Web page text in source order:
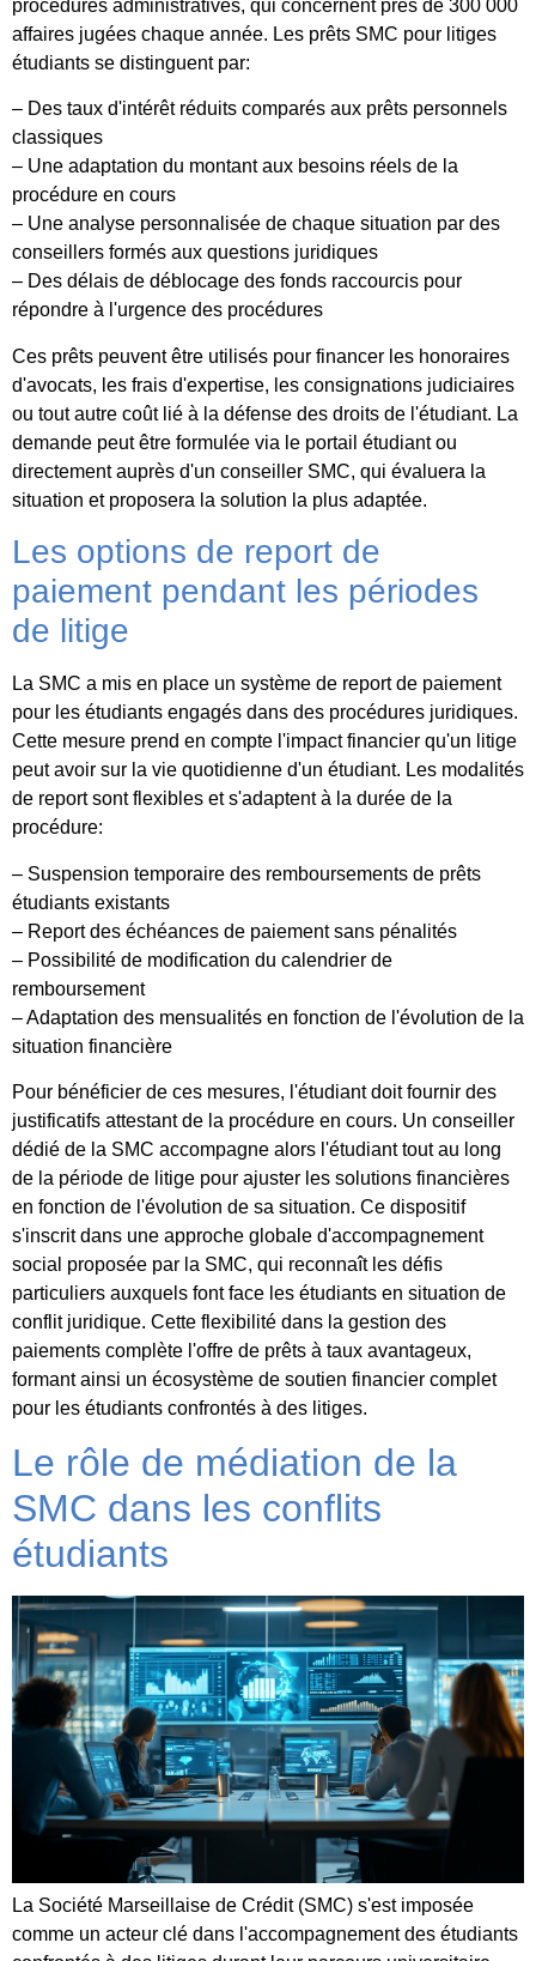
procédures administratives, qui concernent près de 300 000
affaires jugées chaque année. Les prêts SMC pour litiges
étudiants se distinguent par:
– Des taux d'intérêt réduits comparés aux prêts personnels
classiques
– Une adaptation du montant aux besoins réels de la
procédure en cours
– Une analyse personnalisée de chaque situation par des
conseillers formés aux questions juridiques
– Des délais de déblocage des fonds raccourcis pour
répondre à l'urgence des procédures
Ces prêts peuvent être utilisés pour financer les honoraires
d'avocats, les frais d'expertise, les consignations judiciaires
ou tout autre coût lié à la défense des droits de l'étudiant. La
demande peut être formulée via le portail étudiant ou
directement auprès d'un conseiller SMC, qui évaluera la
situation et proposera la solution la plus adaptée.
Les options de report de
paiement pendant les périodes
de litige
La SMC a mis en place un système de report de paiement
pour les étudiants engagés dans des procédures juridiques.
Cette mesure prend en compte l'impact financier qu'un litige
peut avoir sur la vie quotidienne d'un étudiant. Les modalités
de report sont flexibles et s'adaptent à la durée de la
procédure:
– Suspension temporaire des remboursements de prêts
étudiants existants
– Report des échéances de paiement sans pénalités
– Possibilité de modification du calendrier de
remboursement
– Adaptation des mensualités en fonction de l'évolution de la
situation financière
Pour bénéficier de ces mesures, l'étudiant doit fournir des
justificatifs attestant de la procédure en cours. Un conseiller
dédié de la SMC accompagne alors l'étudiant tout au long
de la période de litige pour ajuster les solutions financières
en fonction de l'évolution de sa situation. Ce dispositif
s'inscrit dans une approche globale d'accompagnement
social proposée par la SMC, qui reconnaît les défis
particuliers auxquels font face les étudiants en situation de
conflit juridique. Cette flexibilité dans la gestion des
paiements complète l'offre de prêts à taux avantageux,
formant ainsi un écosystème de soutien financier complet
pour les étudiants confrontés à des litiges.
Le rôle de médiation de la
SMC dans les conflits
étudiants
La Société Marseillaise de Crédit (SMC) s'est imposée
comme un acteur clé dans l'accompagnement des étudiants